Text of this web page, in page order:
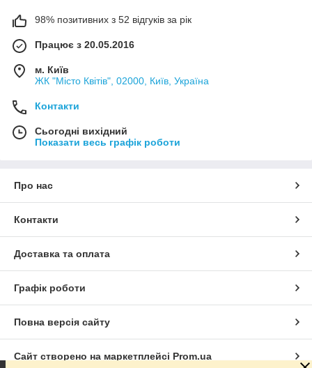
98% позитивних з 52 відгуків за рік
Працює з 20.05.2016
м. Київ
ЖК "Місто Квітів", 02000, Київ, Україна
Контакти
Сьогодні вихідний
Показати весь графік роботи
Про нас
Контакти
Доставка та оплата
Графік роботи
Повна версія сайту
Сайт створено на маркетплейсі Prom.ua